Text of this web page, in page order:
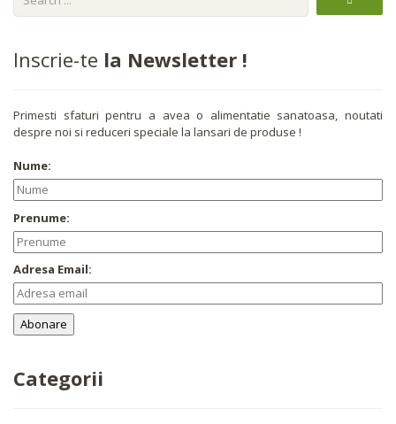
Inscrie-te la Newsletter !
Primesti sfaturi pentru a avea o alimentatie sanatoasa, noutati
despre noi si reduceri speciale la lansari de produse !
Nume:
Prenume:
Adresa Email:
Categorii